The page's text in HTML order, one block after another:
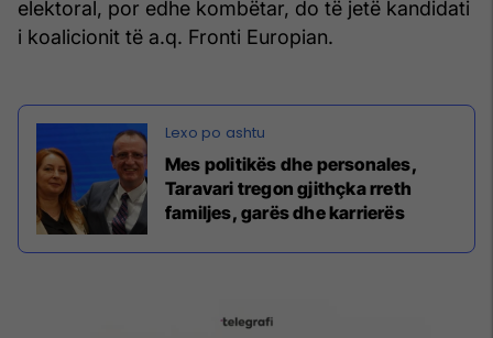
elektoral, por edhe kombëtar, do të jetë kandidati
i koalicionit të a.q. Fronti Europian.
Mes politikës dhe personales,
Taravari tregon gjithçka rreth
familjes, garës dhe karrierës